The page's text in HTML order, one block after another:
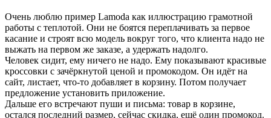
Очень люблю пример Lamoda как иллюстрацию грамотной
работы с теплотой. Они не боятся переплачивать за первое
касание и строят всю модель вокруг того, что клиента надо не
выжать на первом же заказе, а удержать надолго.
Человек сидит, ему ничего не надо. Ему показывают красивые
кроссовки с зачёркнутой ценой и промокодом. Он идёт на
сайт, листает, что‑то добавляет в корзину. Потом получает
предложение установить приложение.
Дальше его встречают пуши и письма: товар в корзине,
остался последний размер, сейчас скидка, ещё один промокод.